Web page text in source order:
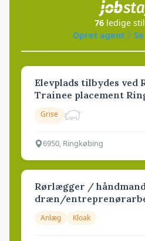
76 ledige
Opret agent
Elevplads tilbydes ved
Trainee placement
Grise
6950, Ringkøbing
Rørlægger /
dræn/
Anlæg Kloak